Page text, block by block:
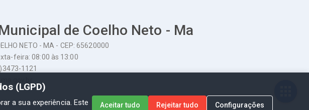
de Coelho Neto - Ma
NETO - MA - CEP: 65620000
feira: 08:00 às 13:00
1121
(LGPD)
a sua experiência. Este
Aceitar tudo Rejeitar tudo Configurações